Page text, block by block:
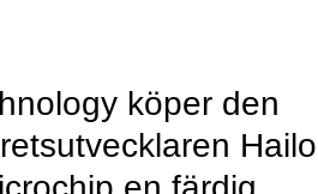
köper den